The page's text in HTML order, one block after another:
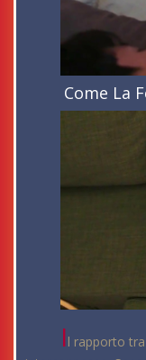
Come La
Il rapporto